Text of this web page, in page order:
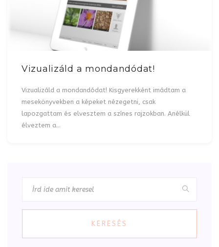
Vizualizáld a mondandódat!
Vizualizáld a mondandódat! Kisgyerekként imádtam a
mesekönyvekben a képeket nézegetni, csak
lapozgattam és elvesztem a színes rajzokban. Anélkül
élveztem a…
KERESÉS